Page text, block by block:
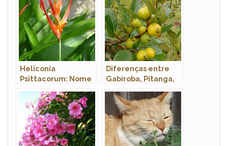
Heliconia
Psittacorum: Nome
Diferenças entre
Gabiroba, Pitanga,